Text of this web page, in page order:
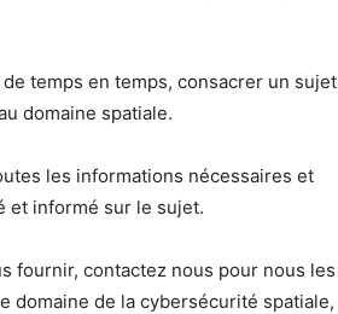
temps en temps, consacrer un sujet
domaine spatiale.
les informations nécessaires et
et informé sur le sujet.
fournir, contactez nous pour nous les
domaine de la cybersécurité spatiale,